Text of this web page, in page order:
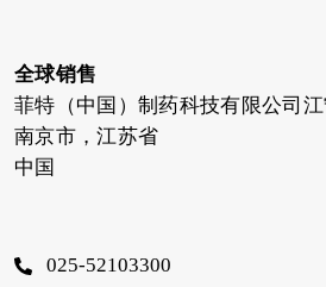
全球销售
菲特（中国）制药科技有限公司
南京市，江苏省
中国
025-52103300